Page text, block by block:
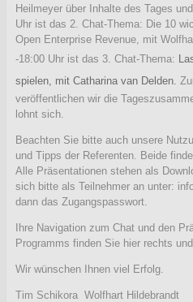
Heilmeyer über Inhalte des Tages
Uhr ist das 2. Chat-Thema: Die 10
Open Enterprise Revenue, mit
-18:00 Uhr ist das 3. Chat-Thema:
spielen, mit Catharina van Delden.
veröffentlichen wir die
lohnt sich.
Beachten Sie bitte auch unsere
und Tipps der Referenten. Beide
Alle Präsentationen stehen als
sich bitte als Teilnehmer an unter:
dann das Zugangspasswort.
Ihre Navigation zum Chat und den
Programms finden Sie hier rechts
Wir wünschen Ihnen viel Erfolg.
Tim Schikora Wolfhart Hildebrandt